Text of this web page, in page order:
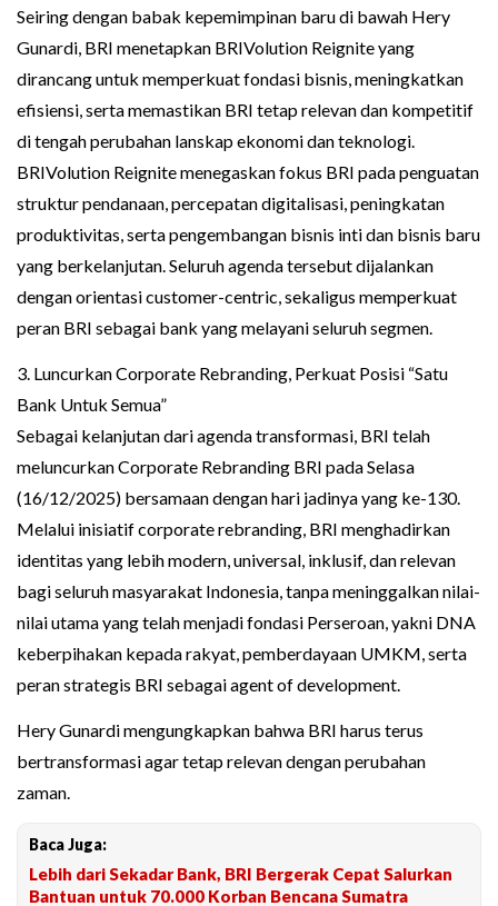
Seiring dengan babak kepemimpinan baru di bawah Hery
Gunardi, BRI menetapkan BRIVolution Reignite yang
dirancang untuk memperkuat fondasi bisnis, meningkatkan
efisiensi, serta memastikan BRI tetap relevan dan kompetitif
di tengah perubahan lanskap ekonomi dan teknologi.
BRIVolution Reignite menegaskan fokus BRI pada penguatan
struktur pendanaan, percepatan digitalisasi, peningkatan
produktivitas, serta pengembangan bisnis inti dan bisnis baru
yang berkelanjutan. Seluruh agenda tersebut dijalankan
dengan orientasi customer-centric, sekaligus memperkuat
peran BRI sebagai bank yang melayani seluruh segmen.
3. Luncurkan Corporate Rebranding, Perkuat Posisi “Satu
Bank Untuk Semua”
Sebagai kelanjutan dari agenda transformasi, BRI telah
meluncurkan Corporate Rebranding BRI pada Selasa
(16/12/2025) bersamaan dengan hari jadinya yang ke-130.
Melalui inisiatif corporate rebranding, BRI menghadirkan
identitas yang lebih modern, universal, inklusif, dan relevan
bagi seluruh masyarakat Indonesia, tanpa meninggalkan nilai-
nilai utama yang telah menjadi fondasi Perseroan, yakni DNA
keberpihakan kepada rakyat, pemberdayaan UMKM, serta
peran strategis BRI sebagai agent of development.
Hery Gunardi mengungkapkan bahwa BRI harus terus
bertransformasi agar tetap relevan dengan perubahan
zaman.
Baca Juga:
Lebih dari Sekadar Bank, BRI Bergerak Cepat Salurkan
Bantuan untuk 70.000 Korban Bencana Sumatra